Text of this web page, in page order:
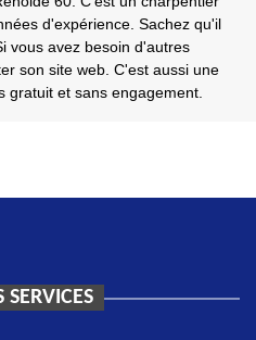
d'expérience. Sachez qu'il
vous avez besoin d'autres
son site web. C'est aussi une
gratuit et sans engagement.
SERVICES